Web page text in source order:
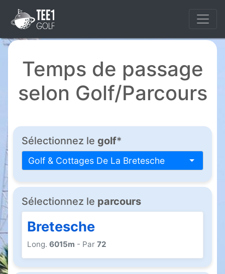
Temps de passage
selon Golf/Parcours
Sélectionnez le golf*
Golf & Cottages De La Bretesche
Sélectionnez le parcours
Bretesche
Long. 6015m - Par 72